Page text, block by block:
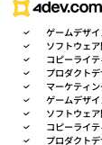
ゲームデザ
ソフトウェ
コピーライ
プロダクト
マーケティ
ゲームデザ
ソフトウェ
コピーライ
プロダクト